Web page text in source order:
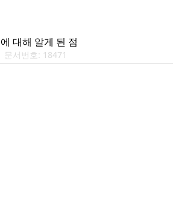
대해 알게 된 점
서번호: 18471